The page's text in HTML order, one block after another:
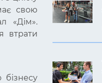
свою
«Дім».
втрати
бізнесу